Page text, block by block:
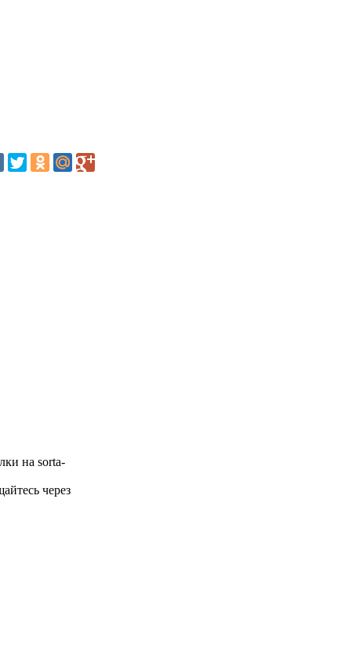
на sorta-
через